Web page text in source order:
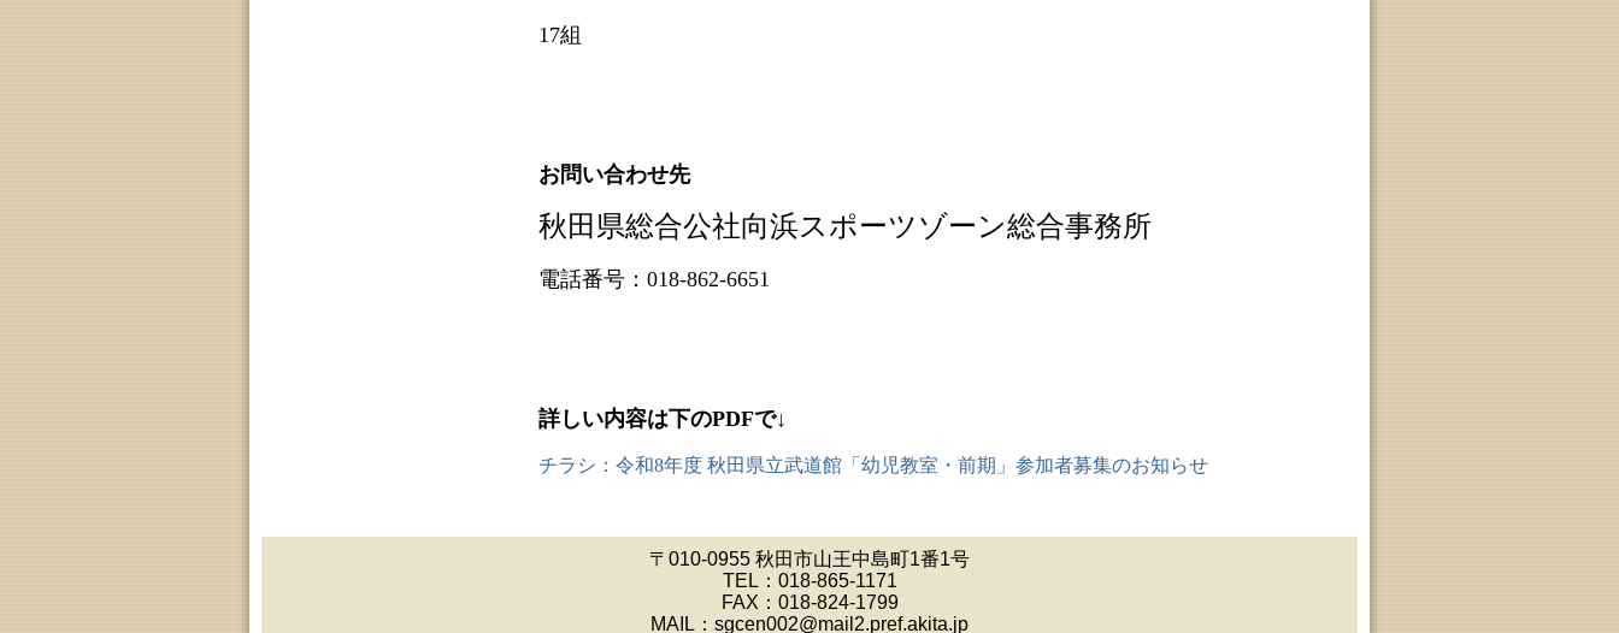
17組
お問い合わせ先
秋田県総合公社向浜スポーツゾーン総合事務所
電話番号：018-862-6651
詳しい内容は下のPDFで↓
チラシ：令和8年度 秋田県立武道館「幼児教室・前期」参加者募集のお知らせ
〒010-0955 秋田市山王中島町1番1号
TEL： 018-865-1171
FAX：018-824-1799
MAIL：sgcen002@mail2.pref.akita.jp